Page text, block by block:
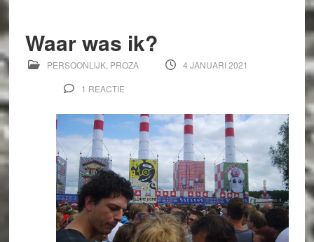
Waar was ik?
PERSOONLIJK, PROZA
4 JANUARI 2021
1 REACTIE